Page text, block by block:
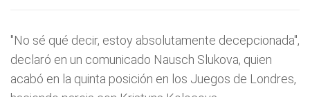
"No sé qué decir, estoy absolutamente decepcionada",
declaró en un comunicado Nausch Slukova, quien
acabó en la quinta posición en los Juegos de Londres,